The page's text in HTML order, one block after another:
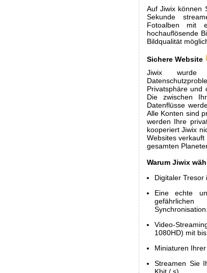
Auf Jiwix können
Sekunde
Fotoalben mit
hochauflösende
Bildqualität
Sichere Website
Jiwix wurde
Privatsphäre und
Die zwischen
Datenflüsse
Alle Konten sind
werden Ihre
kooperiert Jiwix
Websites
gesamten
Warum Jiwix
Digitaler Tresor
Eine echte
gefährlichen
Synchronisation.
Video-
1080HD) mit
Miniaturen
Streamen Sie